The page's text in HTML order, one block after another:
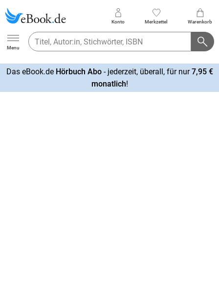
Ebook.de
Menu
Konto Merkzettel Warenkorb
Das eBook.de Hörbuch Abo- jederzeit, überall, für nur7,95 €
monatlich!